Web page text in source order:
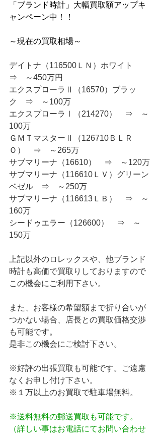
「ブランド時計」大幅買取額アップキ
ャンペーン中！！
～現在の買取相場～
デイトナ（116500ＬＮ）ホワイト
⇒　～450万円
エクスプローラⅡ（16570）ブラッ
ク　⇒　～100万
エクスプローラⅠ（214270）　⇒　～
100万
ＧＭＴマスターⅡ（126710ＢＬＲ
Ｏ）　⇒　～265万
サブマリーナ（16610）　⇒　～120万
サブマリーナ（116610ＬＶ）グリーン
ベゼル　⇒　～250万
サブマリーナ（116613ＬＢ）　⇒　～
160万
シードゥエラー（126600）　⇒　～
150万
上記以外のロレックスや、他ブランド
時計も高価で買取りしておりますので
この機会にご利用下さい。
また、お客様の希望額まで折り合いが
つかない場合、店長との買取価格交渉
も可能です。
是非この機会にご検討下さい。
※好評の出張買取も可能です。ご遠慮
なくお申し付け下さい。
※１万以上のお買取で駐車場無料。
※送料無料の郵送買取も可能です。
（詳しい事はお電話にてお問い合わせ